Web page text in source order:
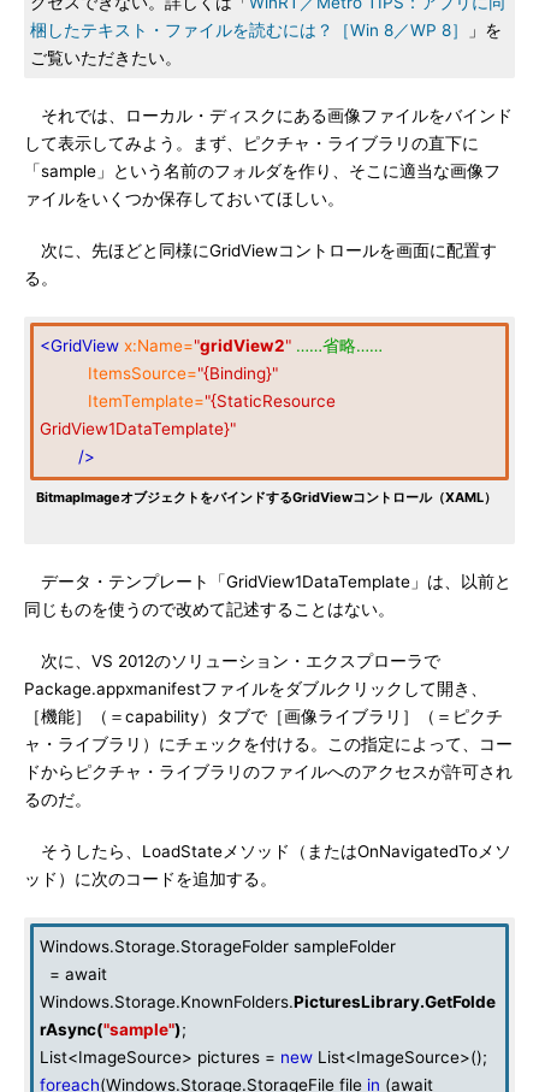
梱したテキスト・ファイルを読むには？［Win 8／WP 8］
」を
ご覧いただきたい。
それでは、ローカル・ディスクにある画像ファイルをバインド
して表示してみよう。まず、ピクチャ・ライブラリの直下に
「sample」という名前のフォルダを作り、そこに適当な画像フ
ァイルをいくつか保存しておいてほしい。
次に、先ほどと同様にGridViewコントロールを画面に配置す
る。
<GridView x:Name="gridView2" ……省略……
ItemsSource="{Binding}"
ItemTemplate="{StaticResource
GridView1DataTemplate}"
/>
BitmapImageオブジェクトをバインドするGridViewコントロール（XAML）
データ・テンプレート「GridView1DataTemplate」は、以前と
同じものを使うので改めて記述することはない。
次に、VS 2012のソリューション・エクスプローラで
Package.appxmanifestファイルをダブルクリックして開き、
［機能］（＝capability）タブで［画像ライブラリ］（＝ピクチ
ャ・ライブラリ）にチェックを付ける。この指定によって、コー
ドからピクチャ・ライブラリのファイルへのアクセスが許可され
るのだ。
そうしたら、LoadStateメソッド（またはOnNavigatedToメソ
ッド）に次のコードを追加する。
Windows.Storage.StorageFolder sampleFolder
= await
Windows.Storage.KnownFolders.PicturesLibrary.GetFolde
rAsync("sample");
List<ImageSource> pictures = new List<ImageSource>();
foreach(Windows.Storage.StorageFile file in (await